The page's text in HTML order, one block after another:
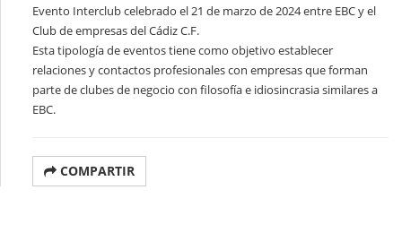
Evento Interclub celebrado el 21 de marzo de 2024 entre EBC y el
Club de empresas del Cádiz C.F.
Esta tipología de eventos tiene como objetivo establecer
relaciones y contactos profesionales con empresas que forman
parte de clubes de negocio con filosofía e idiosincrasia similares a
EBC.
COMPARTIR